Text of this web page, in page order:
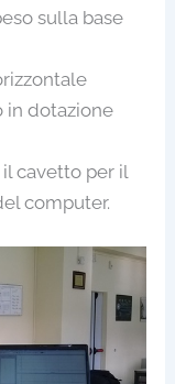
sulla base
in dotazione
cavetto per il
computer.